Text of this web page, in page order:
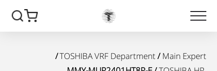
Main Expert
/
TOSHIBA VRF Department
/